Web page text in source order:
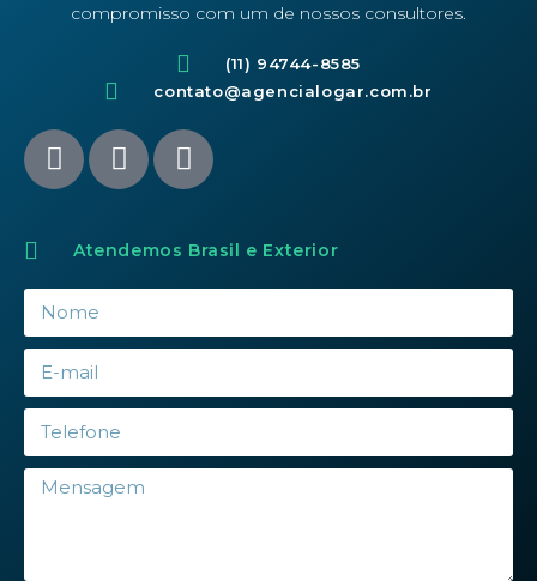
compromisso com um de nossos consultores.
(11) 94744-8585
contato@agencialogar.com.br
Atendemos Brasil e Exterior